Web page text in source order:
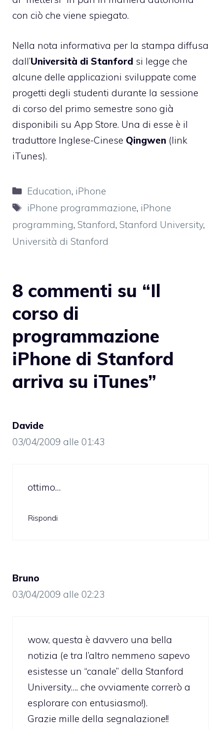
con ciò che viene spiegato.
Nella nota informativa per la stampa diffusa
dall’Università di Stanford si legge che
alcune delle applicazioni sviluppate come
progetti degli studenti durante la sessione
di corso del primo semestre sono già
disponibili su App Store. Una di esse è il
traduttore Inglese-Cinese Qingwen (link
iTunes).
Categorie
Education, iPhone
Tag
iPhone programmazione, iPhone
programming, Stanford, Stanford University,
Università di Stanford
8 commenti su “Il
corso di
programmazione
iPhone di Stanford
arriva su iTunes”
Davide
03/04/2009 alle 01:43
ottimo…
Rispondi
Bruno
03/04/2009 alle 02:23
wow, questa è davvero una bella
notizia (e tra l’altro nemmeno sapevo
esistesse un “canale” della Stanford
University…. che ovviamente correrò a
esplorare con entusiasmo!).
Grazie mille della segnalazione!!